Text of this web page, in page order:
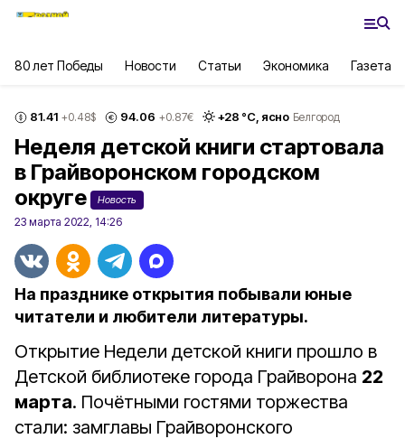
80 лет Победы Новости Статьи Экономика Газета
81.41 +0.48$ 94.06 +0.87€ +28 °С, ясно Белгород
Неделя детской книги стартовала
в Грайворонском городском
округе
Новость
23 марта 2022, 14:26
На празднике открытия побывали юные
читатели и любители литературы.
Открытие Недели детской книги прошло в
Детской библиотеке города Грайворона 22
марта. Почётными гостями торжества
стали: замглавы Грайворонского